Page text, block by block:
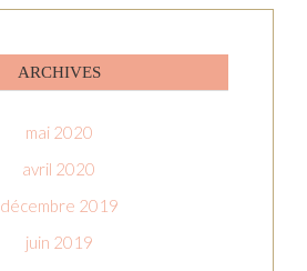
ARCHIVES
mai 2020
avril 2020
décembre 2019
juin 2019